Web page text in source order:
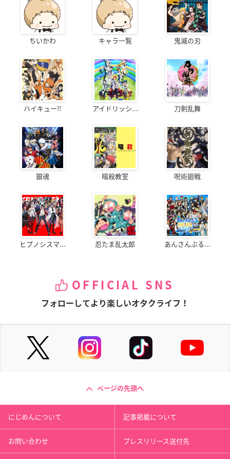
ちいかわ キャラ一覧 鬼滅の刃
ハイキュー!! アイドリッシ... 刀剣乱舞
銀魂 暗殺教室 呪術廻戦
ヒプノシスマ... 忍たま乱太郎 あんさんぶる...
OFFICIAL SNS
フォローしてより楽しいオタクライフ！
ページの先頭へ
にじめんについて 記事掲載について
お問い合わせ プレスリリース送付先